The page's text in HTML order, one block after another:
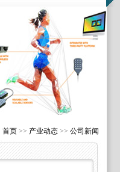
首页 >> 产业动态 >> 公司新闻